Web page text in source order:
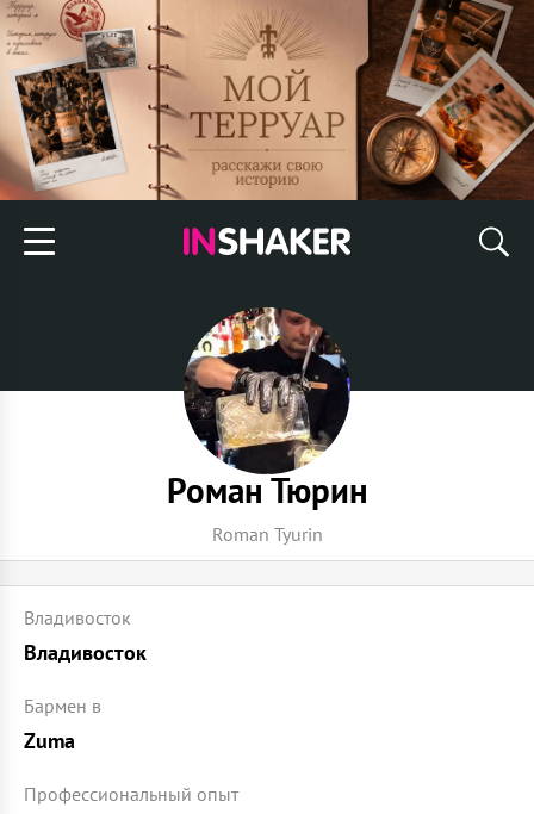
Роман Тюрин
Roman Tyurin
Владивосток
Владивосток
Бармен в
Zuma
Профессиональный опыт